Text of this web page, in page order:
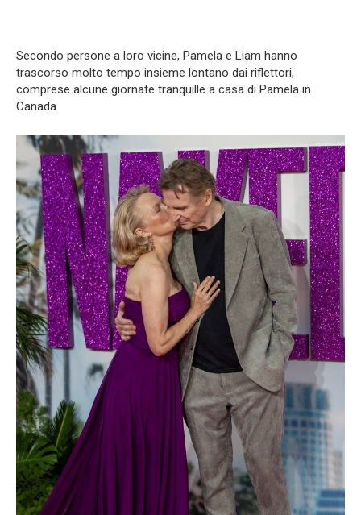
Secondo persone a loro vicine, Pamela e Liam hanno
trascorso molto tempo insieme lontano dai riflettori,
comprese alcune giornate tranquille a casa di Pamela in
Canada.